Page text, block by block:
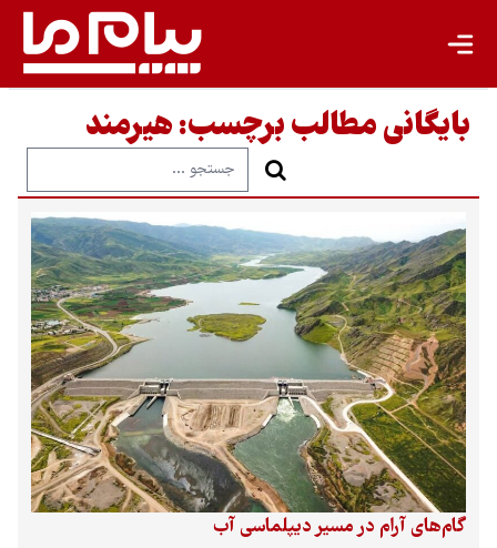
بایگانی مطالب برچسب:هیرمند
گام‌های آرام در مسیر دیپلماسی آب